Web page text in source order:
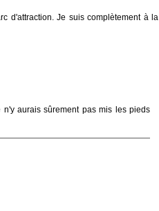
d'attraction. Je suis complètement à la
aurais sûrement pas mis les pieds